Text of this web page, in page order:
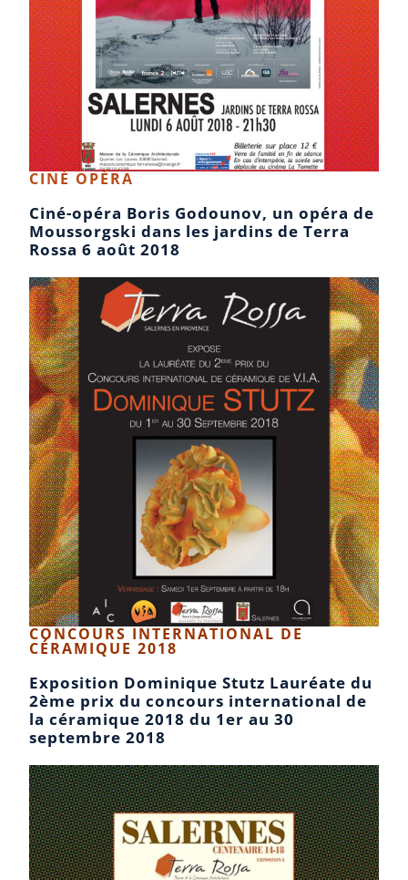
CINÉ OPÉRA
Ciné-opéra Boris Godounov, un opéra de
Moussorgski dans les jardins de Terra
Rossa 6 août 2018
CONCOURS INTERNATIONAL DE
CÉRAMIQUE 2018
Exposition Dominique Stutz Lauréate du
2ème prix du concours international de
la céramique 2018 du 1er au 30
septembre 2018